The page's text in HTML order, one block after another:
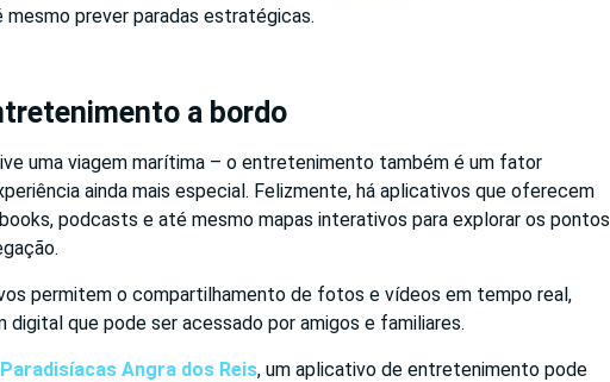
prever paradas estratégicas.
a bordo
uma viagem marítima – o entretenimento também é um fator
ainda mais especial. Felizmente, há aplicativos que oferecem
podcasts e até mesmo mapas interativos para explorar os pontos
permitem o compartilhamento de fotos e vídeos em tempo real,
digital que pode ser acessado por amigos e familiares.
Angra dos Reis, um aplicativo de entretenimento pode